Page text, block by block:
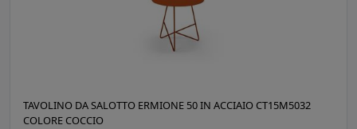
TAVOLINO DA SALOTTO ERMIONE 50 IN ACCIAIO CT15M5032
COLORE COCCIO